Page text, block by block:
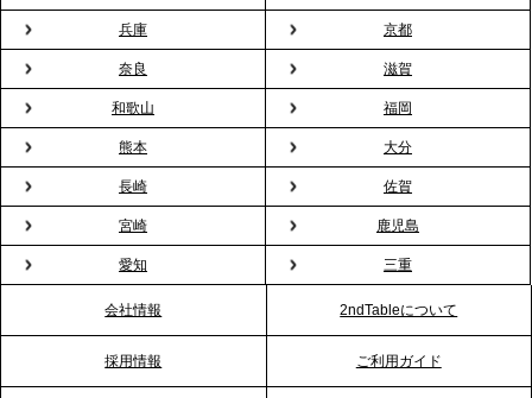
2026.2.13
プレスリリースのご案内｜オフィスが「１日限定の
バー」に！福利厚生・社内交流を格上げする《出張
バーテンダー》サービスを開始
2026.1.26
プレスリリースのご案内｜もう「義理チョコ」で悩
まない。職場のバレンタインをケータリングで“福利
厚生”化。採用にも効く新スタイルを提案
RKB毎日放送「RKB NEWS」で、2ndTable「恵方
兵庫 京都
奈良 滋賀
和歌山 福岡
熊本 大分
長崎 佐賀
宮崎 鹿児島
愛知 三重
会社情報 2ndTableについて
採用情報 ご利用ガイド